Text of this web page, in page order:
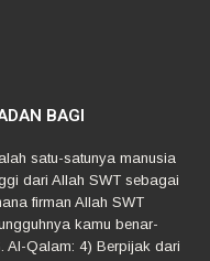
BAGI
satu-satunya manusia
dari Allah SWT sebagai
firman Allah SWT
kamu benar-
Al-Qalam: 4) Berpijak dari